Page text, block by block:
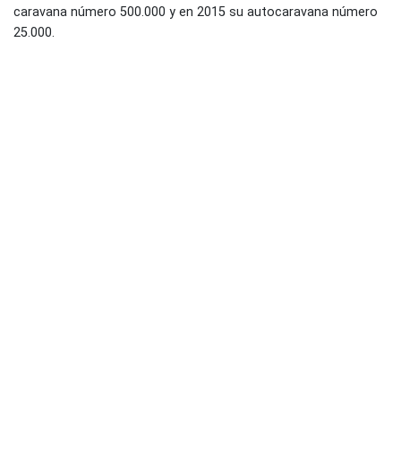
caravana número 500.000 y en 2015 su autocaravana número
25.000.